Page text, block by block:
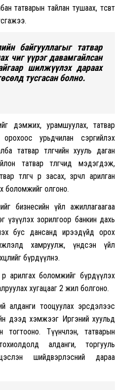
татварын тайлан тушаах, төсөвт
байгууллагыг татвар
чиг үүрэг давамгайлсан
шилжүүлэх дараах
тусгасан болно.
дэмжих, урамшуулах, татвар
орохоос урьдчилан сэргийлэх
татвар төлөгчийн хууль даган
татвар төлөгчид мэдэгдэж,
өөрөө засах, зөрчлөө арилган
боломжийг олгоно.
бизнесийн үйл ажиллагаагаа
үзүүлэх зорилгоор банкин дахь
бус дансанд ирээдүйд орох
хамруулж, үндсэн үйл
бүрдүүлнэ.
өөрөө арилгах боломжийг бүрдүүлэх
хугацааг 2 жил болгоно.
алданги тооцуулах эрсдэлээс
дээд хэмжээг Иргэний хуульд
тогтооно. Түүнчлэн, татварын
алданги, торгууль
шийдвэрлэсний дараа